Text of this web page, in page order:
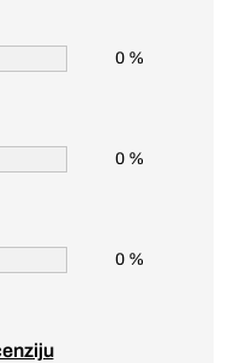
0 %
0 %
0 %